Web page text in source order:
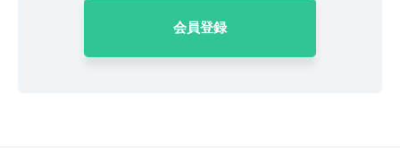
会員登録